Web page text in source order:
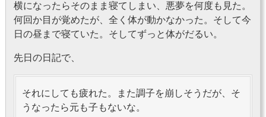
横になったらそのまま寝てしまい、悪夢を何度も見た。
何回か目が覚めたが、全く体が動かなかった。そして今
日の昼まで寝ていた。そしてずっと体がだるい。
先日の日記で、
それにしても疲れた。また調子を崩しそうだが、そ
うなったら元も子もないな。